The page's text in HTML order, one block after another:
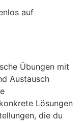
auf
Übungen mit
Austausch
Lösungen
die du